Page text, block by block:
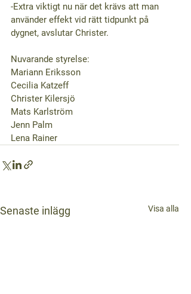
-Extra viktigt nu när det krävs att man
använder effekt vid rätt tidpunkt på
dygnet, avslutar Christer.
Nuvarande styrelse:
Mariann Eriksson
Cecilia Katzeff
Christer Kilersjö
Mats Karlström
Jenn Palm
Lena Rainer
Senaste inlägg Visa alla